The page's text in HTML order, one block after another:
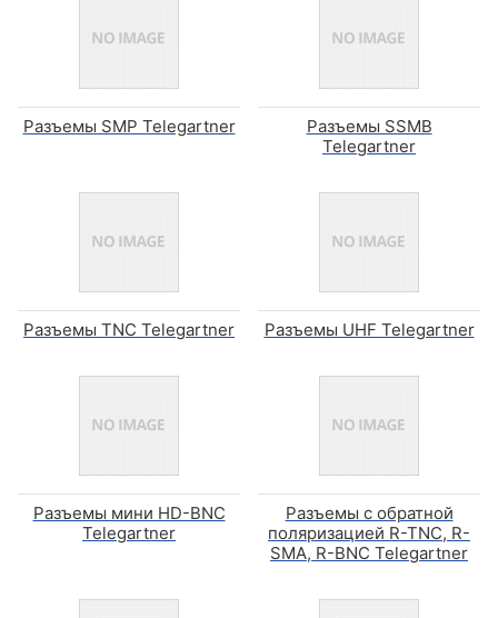
Разъемы SMP Telegartner
Разъемы SSMB
Telegartner
Разъемы TNC Telegartner Разъемы UHF Telegartner
Разъемы мини HD-BNC
Telegartner
Разъемы с обратной
поляризацией R-TNC, R-
SMA, R-BNC Telegartner